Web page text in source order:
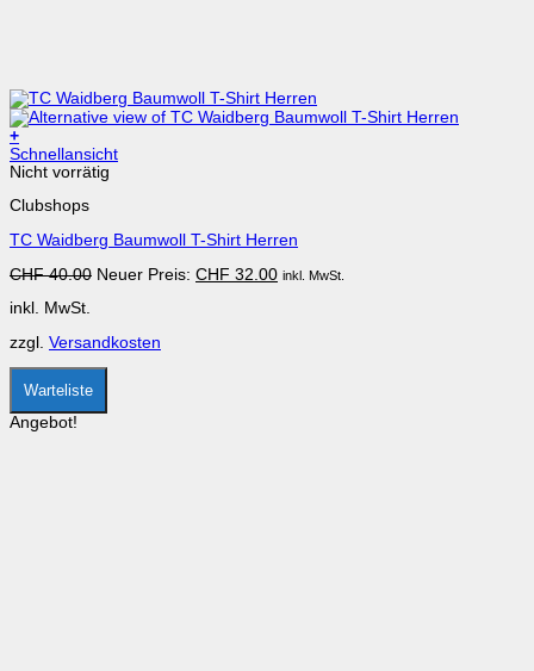
+
Dieses
Produkt
mehrere
auf.
Optionen
auf
Produktseite
gewählt
werden
Schnellansicht
Nicht vorrätig
Clubshops
TC Waidberg Baumwoll T-Shirt Herren
CHF40.00 Ursprünglicher
Neuer Preis: CHF 32.00Aktueller
inkl. MwSt.
inkl. MwSt.
zzgl. Versandkosten
Warteliste
Angebot!